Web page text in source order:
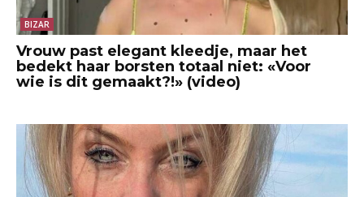
BIZAR
Vrouw past elegant kleedje, maar het
bedekt haar borsten totaal niet: «Voor
wie is dit gemaakt?!» (video)